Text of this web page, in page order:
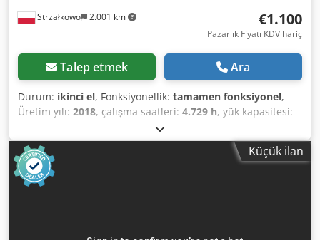
Strzałkowo 2.001 km €1.100
Pazarlık Fiyatı KDV hariç
Talep etmek Ara
Durum: ikinci el, Fonksiyonellik: tamamen fonksiyonel,
Üretim yılı: 2018, çalışma saatleri: 4.729 h, yük kapasitesi:
elektrikli, çekiş tipi:
kaldırma kamyonu Durum: Kullanıma hazır ve tamamen
işlevsel Teknik durum: iyi Dcodpfxezmbu Te Ai Rjk Akü Volt:
24V
Küçük ilan